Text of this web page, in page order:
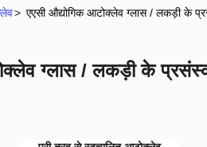
> एएसी औद्योगिक आटोक्लेव ग्लास / लकड़ी के
ग्लास / लकड़ी के